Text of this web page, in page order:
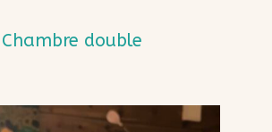
Chambre double